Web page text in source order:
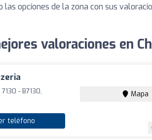
las opciones de la zona con sus
valoraciones en
- B7130,
Mapa
teléfono